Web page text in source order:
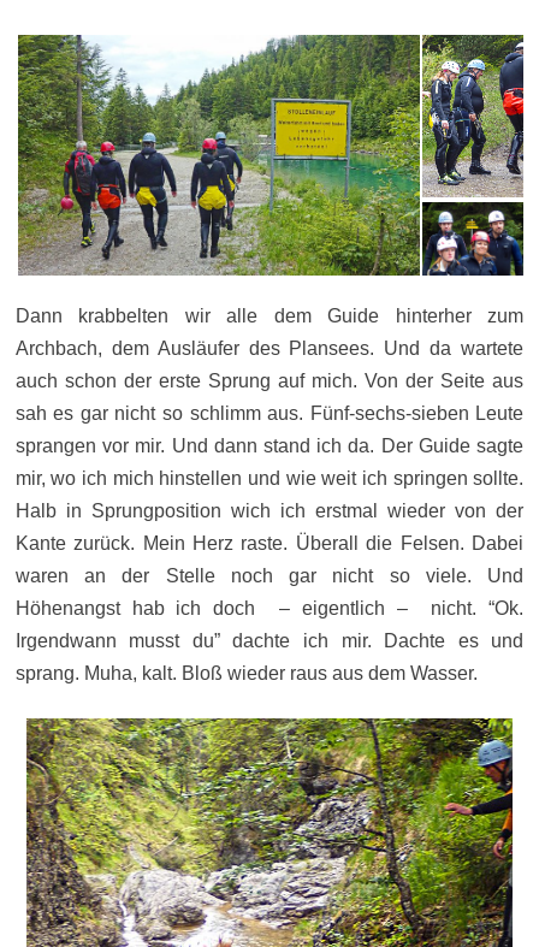
Dann krabbelten wir alle dem Guide hinterher zum
Archbach, dem Ausläufer des Plansees. Und da wartete
auch schon der erste Sprung auf mich. Von der Seite aus
sah es gar nicht so schlimm aus. Fünf-sechs-sieben Leute
sprangen vor mir. Und dann stand ich da. Der Guide sagte
mir, wo ich mich hinstellen und wie weit ich springen sollte.
Halb in Sprungposition wich ich erstmal wieder von der
Kante zurück. Mein Herz raste. Überall die Felsen. Dabei
waren an der Stelle noch gar nicht so viele. Und
Höhenangst hab ich doch – eigentlich – nicht. “Ok.
Irgendwann musst du” dachte ich mir. Dachte es und
sprang. Muha, kalt. Bloß wieder raus aus dem Wasser.